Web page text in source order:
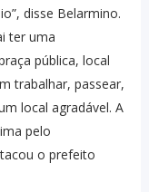
disse Belarmino.
ter uma
pública, local
trabalhar, passear,
local agradável. A
pelo
o prefeito